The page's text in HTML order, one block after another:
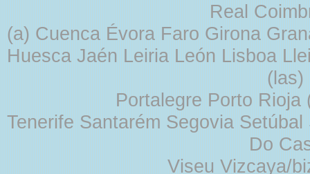
Real
(a) Cuenca Évora Faro Girona
Huesca Jaén Leiria León Lisboa
Portalegre Porto
Tenerife Santarém Segovia
Do
Viseu Vizcaya/